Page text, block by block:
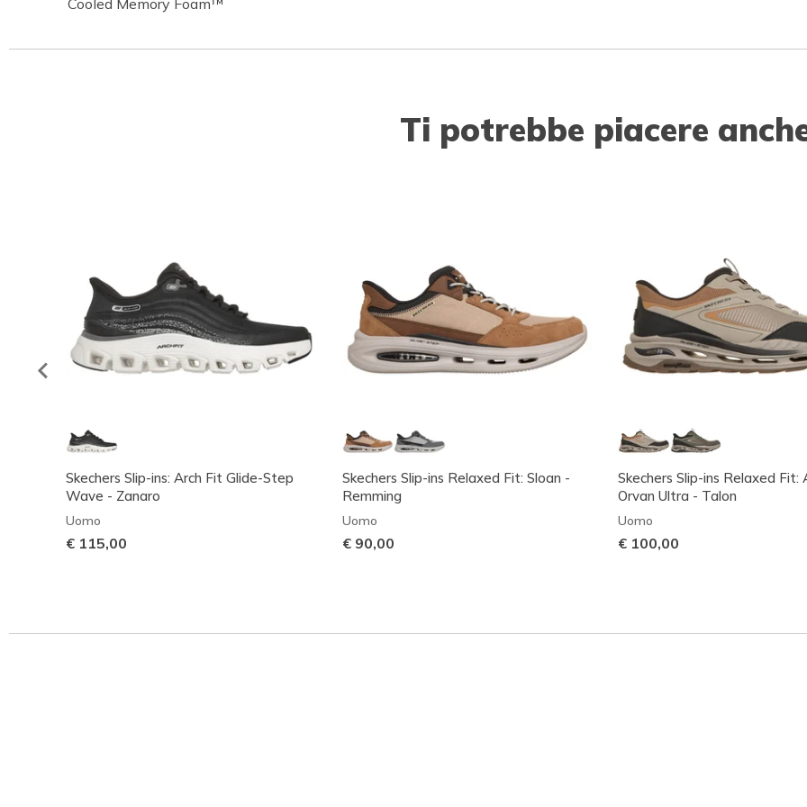
Cooled Memory Foam™
Ti potrebbe piacere
Skechers Slip-ins: Arch Fit Glide-Step
Wave - Zanaro
Uomo
€ 115,00
Skechers Slip-ins Relaxed Fit: Sloan -
Remming
Uomo
€ 90,00
Skechers Slip-ins Relaxed Fit:
Orvan Ultra - Talon
Uomo
€ 100,00